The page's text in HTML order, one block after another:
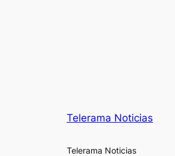
Telerama Noticias
Telerama Noticias